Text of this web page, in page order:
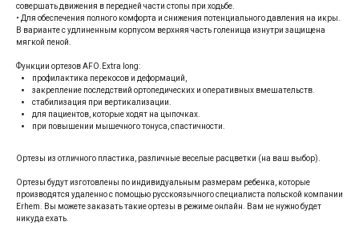
совершать движения в передней части стопы при ходьбе.
• Для обеспечения полного комфорта и снижения потенциального давления на икры.
В варианте с удлиненным корпусом верхняя часть голенища изнутри защищена
мягкой пеной.
Функции ортезов AFO.Extra long:
профилактика перекосов и деформаций,
закрепление последствий ортопедических и оперативных вмешательств.
стабилизация при вертикализации.
для пациентов, которые ходят на цыпочках.
при повышении мышечного тонуса, спастичности.
Ортезы из отличного пластика, различные веселые расцветки (на ваш выбор).
Ортезы будут изготовлены по индивидуальным размерам ребенка, которые
производятся удаленно с помощью русскоязычного специалиста польской компании
Erhem. Вы можете заказать такие ортезы в режиме онлайн. Вам не нужно будет
никуда ехать.